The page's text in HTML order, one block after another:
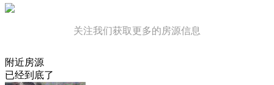
关注我们获取更多的房源信息
附近房源
已经到底了